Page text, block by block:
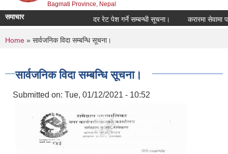
Bagmati Province, Nepal
समाचार दर रेट पेश गर्ने सम्बन्धी सूचना। करारमा सेवामा
You are here
Home » सार्वजनिक विदा सम्बन्धि सूचना।
सार्वजनिक विदा सम्बन्धि सूचना।
Submitted on: Tue, 01/12/2021 - 10:52